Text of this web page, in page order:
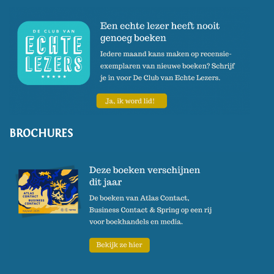
BROCHURES